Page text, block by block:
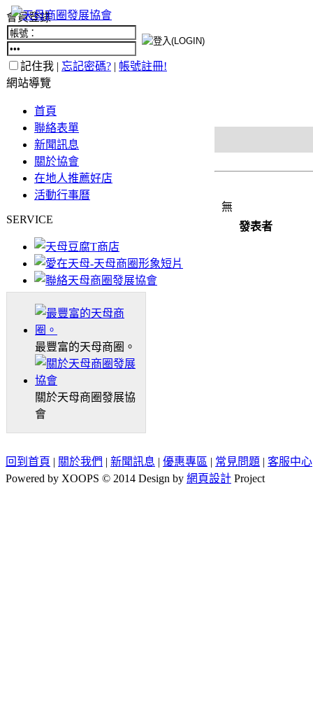
會員登錄
記住我 | 忘記密碼? | 帳號註冊!
網站導覽
首頁
聯絡表單
新聞訊息
關於協會
在地人推薦好店
活動行事曆
SERVICE
最豐富的天母商圈。
關於天母商圈發展協
會
無
發表者
回到首頁 | 關於我們 | 新聞訊息 | 優惠專區 | 常見問題 | 客服中心
Powered by XOOPS © 2014 Design by 網頁設計 Project